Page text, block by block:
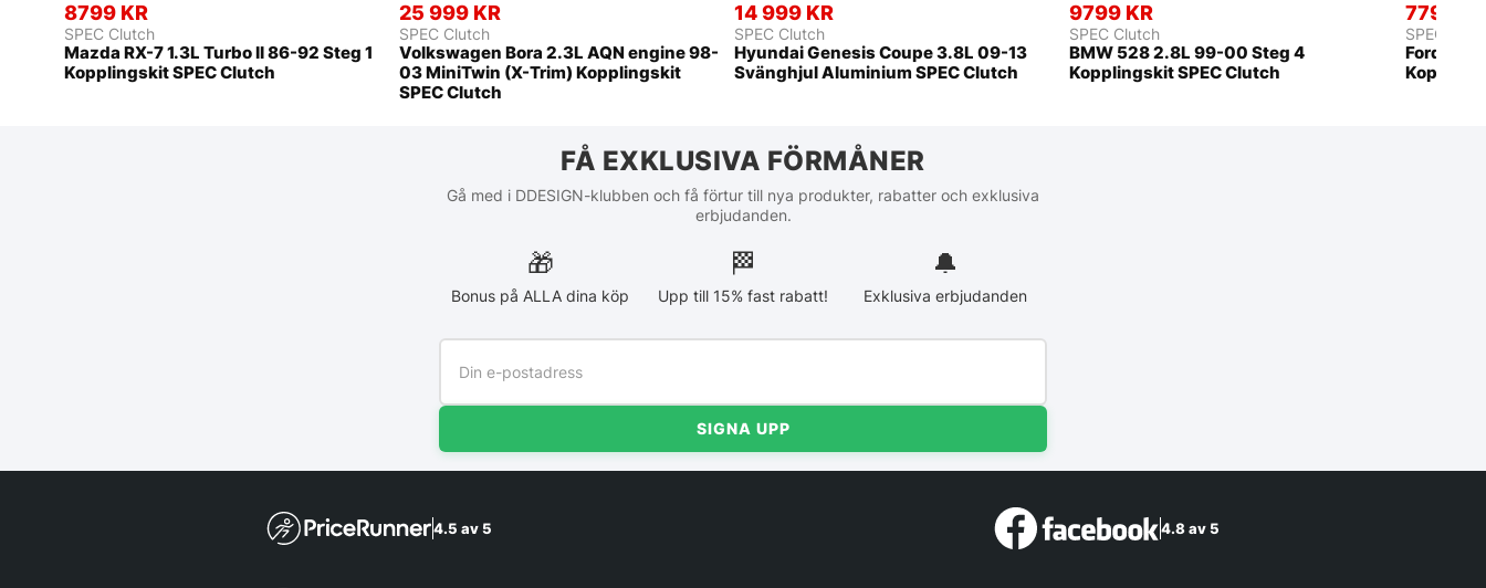
8799 KR
SPEC Clutch
Mazda RX-7 1.3L Turbo II 86-92 Steg 1
Kopplingskit SPEC Clutch
25 999 KR
SPEC Clutch
Volkswagen Bora 2.3L AQN engine 98-
03 MiniTwin (X-Trim) Kopplingskit
SPEC Clutch
14 999 KR
SPEC Clutch
Hyundai Genesis Coupe 3.8L 09-13
Svänghjul Aluminium SPEC Clutch
9799 KR
SPEC Clutch
BMW 528 2.8L 99-00 Steg 4
Kopplingskit SPEC Clutch
7799
SPEC
Ford
FÅ EXKLUSIVA FÖRMÅNER
Gå med i DDESIGN-klubben och få förtur till nya produkter, rabatter och exklusiva
erbjudanden.
🎁
Bonus på ALLA dina köp
🏁︎
Upp till 15% fast rabatt!
🔔
Exklusiva erbjudanden
SIGNA UPP
4.5 av 5 4.8 av 5